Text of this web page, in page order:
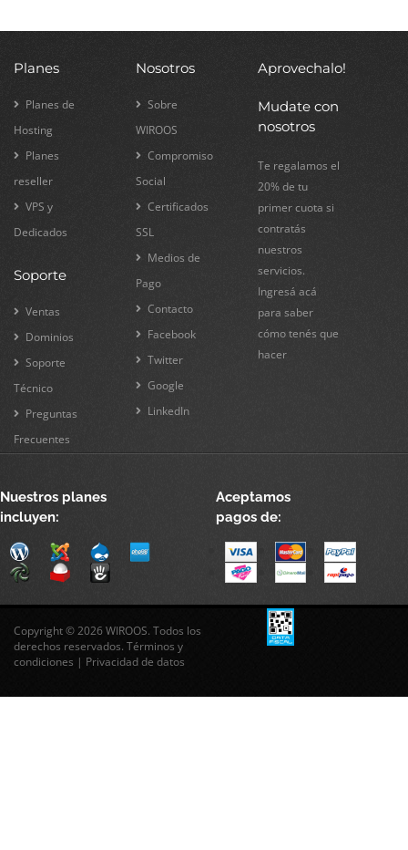
Planes
Planes de
Hosting
Planes
reseller
VPS y
Dedicados
Soporte
Ventas
Dominios
Soporte
Técnico
Preguntas
Frecuentes
Nosotros
Sobre
WIROOS
Compromiso
Social
Certificados
SSL
Medios de
Pago
Contacto
Facebook
Twitter
Google
LinkedIn
Aprovechalo!
Mudate con
nosotros
Te regalamos el
20% de tu
primer cuota si
contratás
nuestros
servicios.
Ingresá acá
para saber
cómo tenés que
hacer
Nuestros planes
incluyen:
Aceptamos
pagos de:
Copyright © 2026 WIROOS. Todos los
derechos reservados. Términos y
condiciones | Privacidad de datos